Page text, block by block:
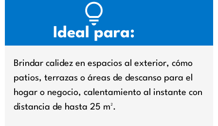
Ideal para:
Brindar calidez en espacios al exterior, cómo
patios, terrazas o áreas de descanso para el
hogar o negocio, calentamiento al instante con
distancia de hasta 25 m².